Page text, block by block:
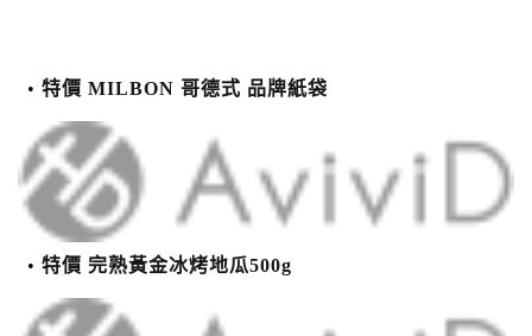
特價 MILBON 哥德式 品牌紙袋
特價 完熟黃金冰烤地瓜500g